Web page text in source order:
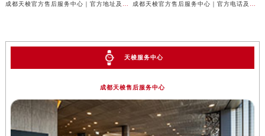
成都天梭官方售后服务中心｜官方地址及售后热线权威信息公示（2026年7月最新） 成都天梭官方售后服务中心｜官方电话及详细维修地址权威信息公示（2026年7月最新）
天梭服务中心
成都天梭售后服务中心